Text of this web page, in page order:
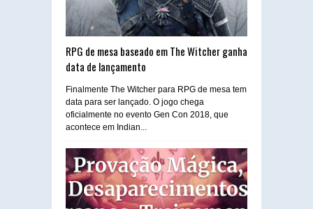
RPG de mesa baseado em The Witcher ganha
data de lançamento
Finalmente The Witcher para RPG de mesa tem
data para ser lançado. O jogo chega
oficialmente no evento Gen Con 2018, que
acontece em Indian...